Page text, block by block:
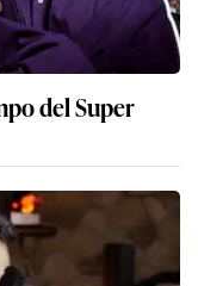
del Super